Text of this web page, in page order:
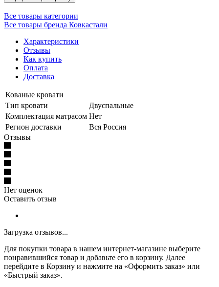
Все товары категории
Все товары бренда Ковкастали
Характеристики
Отзывы
Как купить
Оплата
Доставка
Кованые кровати
Тип кровати
Двуспальные
Комплектация матрасом Нет
Регион доставки
Вся Россия
Отзывы
Нет оценок
Оставить отзыв
Загрузка отзывов...
Для покупки товара в нашем интернет-магазине выберите
понравившийся товар и добавьте его в корзину. Далее
перейдите в Корзину и нажмите на «Оформить заказ» или
«Быстрый заказ».